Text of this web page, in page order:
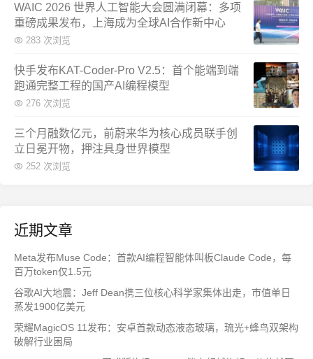
WAIC 2026 世界人工智能大会圆满闭幕：多项
重磅成果发布，上海成为全球AI合作新中心
283 次浏览
快手发布KAT-Coder-Pro V2.5：首个能端到端
跑通完整工程的国产AI编程模型
276 次浏览
三个月融数亿元，前蔚来华为核心成员联手创
立日冕开物，押注具身世界模型
252 次浏览
近期文章
Meta发布Muse Code：首款AI编程智能体叫板Claude Code，每
百万token仅1.5元
谷歌AI大地震：Jeff Dean携三位核心科学家集体出走，市值单日
蒸发1900亿美元
荣耀MagicOS 11发布：安卓首款动态液态玻璃，琉光+蜂鸟双架构
破解行业困局